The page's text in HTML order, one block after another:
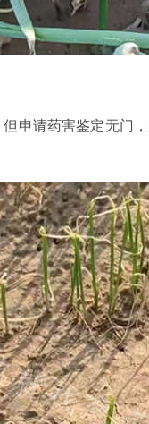
申请药害鉴定无门